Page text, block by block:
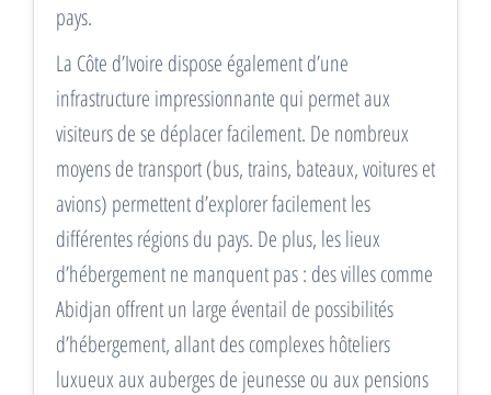
pays.
La Côte d’Ivoire dispose également d’une
infrastructure impressionnante qui permet aux
visiteurs de se déplacer facilement. De nombreux
moyens de transport (bus, trains, bateaux, voitures et
avions) permettent d’explorer facilement les
différentes régions du pays. De plus, les lieux
d’hébergement ne manquent pas : des villes comme
Abidjan offrent un large éventail de possibilités
d’hébergement, allant des complexes hôteliers
luxueux aux auberges de jeunesse ou aux pensions